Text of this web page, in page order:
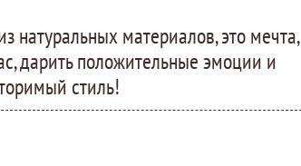
натуральных материалов, это мечта,
дарить положительные эмоции и
стиль!